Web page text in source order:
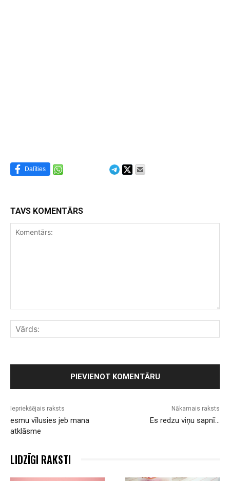
Dalīties
TAVS KOMENTĀRS
Iepriekšējais raksts
esmu vīlusies jeb mana
atklāsme
Nākamais raksts
Es redzu viņu sapnī…
LIDZĪGI RAKSTI